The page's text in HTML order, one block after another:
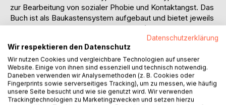
zur Bearbeitung von sozialer Phobie und Kontaktangst. Das
Buch ist als Baukastensystem aufgebaut und bietet jeweils
mehrere Texte zu allen Hypnoseteilen (Einleitung,
Vertiefung, Compliance, Hauptteil, Stabilisierung, Übergang
zur Ausleitung und Ausleitung) zur Auswahl an. Sie finden in
diesem Buch, dem Titel entsprechend, natürlich auch zehn
vollständig ausformulierte Hauptteile zum Thema
Kontaktängste und soziale Phobien, die zu den häufigsten
Angststörungen gehören. Bauen Sie einfach mit Hilfe der
vollständig formulierten Bausteine Ihre persönliche
Datenschutzerklärung
Wir respektieren den Datenschutz
Wir nutzen Cookies und vergleichbare Technologien auf unserer
Website. Einige von ihnen sind essenziell und technisch notwendig.
Daneben verwenden wir Analysemethoden (z. B. Cookies oder
Fingerprints sowie serverseitiges Tracking), um zu messen, wie häufig
unsere Seite besucht und wie sie genutzt wird. Wir verwenden
Trackingtechnologien zu Marketingzwecken und setzen hierzu